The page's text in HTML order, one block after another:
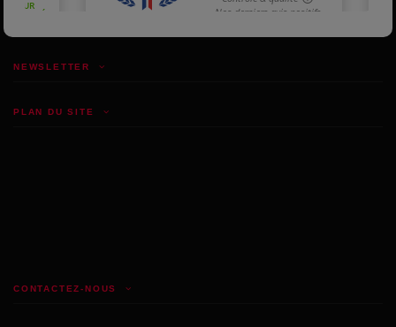
PLAN DU SITE
CONTACTEZ-NOUS
NEWSLETTER